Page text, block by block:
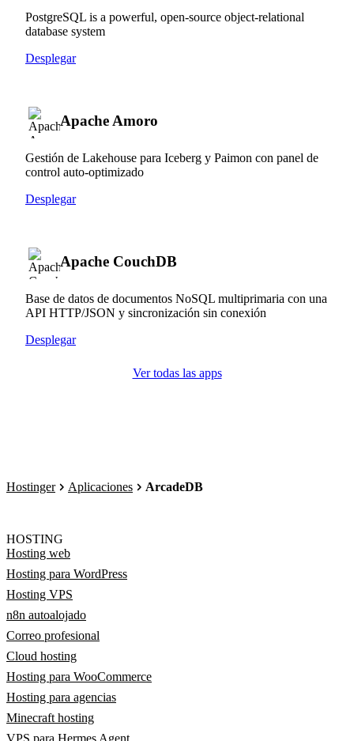
PostgreSQL is a powerful, open-source object-relational
database system
Desplegar
Apache Amoro
Gestión de Lakehouse para Iceberg y Paimon con panel de
control auto-optimizado
Desplegar
Apache CouchDB
Base de datos de documentos NoSQL multiprimaria con una
API HTTP/JSON y sincronización sin conexión
Desplegar
Ver todas las apps
Hostinger Aplicaciones ArcadeDB
HOSTING
Hosting web
Hosting para WordPress
Hosting VPS
n8n autoalojado
Correo profesional
Cloud hosting
Hosting para WooCommerce
Hosting para agencias
Minecraft hosting
VPS para Hermes Agent